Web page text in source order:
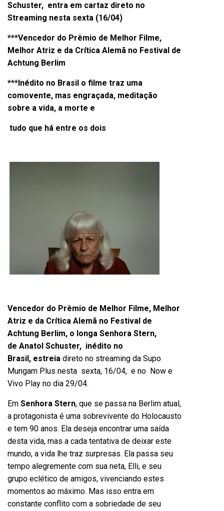
Schuster, entra em cartaz direto no
Streaming nesta sexta (16/04)
***Vencedor do Prêmio de Melhor Filme,
Melhor Atriz e da Crítica Alemã no Festival de
Achtung Berlim
***Inédito no Brasil o filme traz uma
comovente, mas engraçada, meditação
sobre a vida, a morte e
tudo que há entre os dois
Vencedor do Prêmio de Melhor Filme, Melhor
Atriz e da Crítica Alemã no Festival de
Achtung Berlim, o longa Senhora Stern,
de Anatol Schuster, inédito no
Brasil, estreia direto no streaming da Supo
Mungam Plus nesta sexta, 16/04, e no Now e
Vivo Play no dia 29/04.
Em Senhora Stern, que se passa na Berlim atual,
a protagonista é uma sobrevivente do Holocausto
e tem 90 anos. Ela deseja encontrar uma saída
desta vida, mas a cada tentativa de deixar este
mundo, a vida lhe traz surpresas. Ela passa seu
tempo alegremente com sua neta, Elli, e seu
grupo eclético de amigos, vivenciando estes
momentos ao máximo. Mas isso entra em
constante conflito com a sobriedade de seu